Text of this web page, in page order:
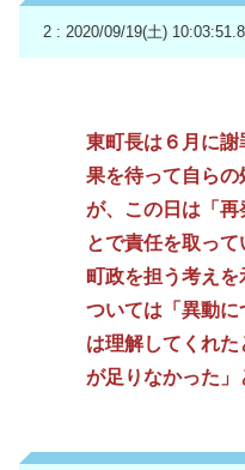
2 : 2020/09/19(土)
東町長は６月に
果を待って自ら
が、この日は「再
とで責任を取っ
町政を担う考え
ついては「異動
は理解してくれ
が足りなかった」